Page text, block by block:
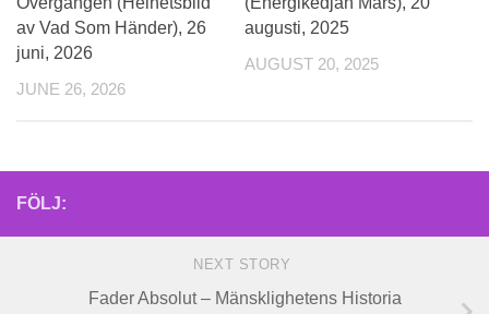
av Vad Som Händer), 26
juni, 2026
JUNE 26, 2026
augusti, 2025
AUGUST 20, 2025
FÖLJ:
NEXT STORY
Fader Absolut – Mänsklighetens Historia